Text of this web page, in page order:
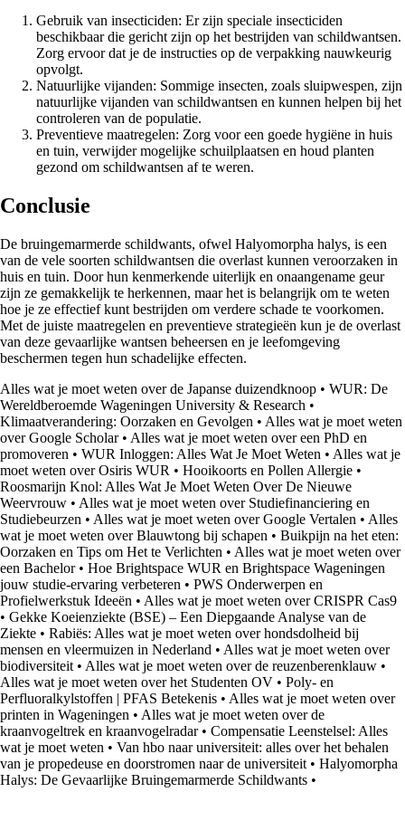
Gebruik van insecticiden: Er zijn speciale insecticiden
beschikbaar die gericht zijn op het bestrijden van schildwantsen.
Zorg ervoor dat je de instructies op de verpakking nauwkeurig
opvolgt.
Natuurlijke vijanden: Sommige insecten, zoals sluipwespen, zijn
natuurlijke vijanden van schildwantsen en kunnen helpen bij het
controleren van de populatie.
Preventieve maatregelen: Zorg voor een goede hygiëne in huis
en tuin, verwijder mogelijke schuilplaatsen en houd planten
gezond om schildwantsen af te weren.
Conclusie
De bruingemarmerde schildwants, ofwel Halyomorpha halys, is een
van de vele soorten schildwantsen die overlast kunnen veroorzaken in
huis en tuin. Door hun kenmerkende uiterlijk en onaangename geur
zijn ze gemakkelijk te herkennen, maar het is belangrijk om te weten
hoe je ze effectief kunt bestrijden om verdere schade te voorkomen.
Met de juiste maatregelen en preventieve strategieën kun je de overlast
van deze gevaarlijke wantsen beheersen en je leefomgeving
beschermen tegen hun schadelijke effecten.
Alles wat je moet weten over de Japanse duizendknoop • WUR: De
Wereldberoemde Wageningen University & Research •
Klimaatverandering: Oorzaken en Gevolgen • Alles wat je moet weten
over Google Scholar• Alles wat je moet weten over een PhD en
promoveren • WUR Inloggen: Alles Wat Je Moet Weten • Alles wat je
moet weten over Osiris WUR • Hooikoorts en Pollen Allergie •
Roosmarijn Knol: Alles Wat Je Moet Weten Over De Nieuwe
Weervrouw • Alles wat je moet weten over Studiefinanciering en
Studiebeurzen • Alles wat je moet weten over Google Vertalen • Alles
wat je moet weten over Blauwtong bij schapen • Buikpijn na het eten:
Oorzaken en Tips om Het te Verlichten • Alles wat je moet weten over
een Bachelor• Hoe Brightspace WUR en Brightspace Wageningen
jouw studie-ervaring verbeteren • PWS Onderwerpen en
Profielwerkstuk Ideeën • Alles wat je moet weten over CRISPR Cas9
• Gekke Koeienziekte (BSE) – Een Diepgaande Analyse van de
Ziekte • Rabiës: Alles wat je moet weten over hondsdolheid bij
mensen en vleermuizen in Nederland • Alles wat je moet weten over
biodiversiteit • Alles wat je moet weten over de reuzenberenklauw •
Alles wat je moet weten over het Studenten OV • Poly- en
Perfluoralkylstoffen | PFAS Betekenis • Alles wat je moet weten over
printen in Wageningen • Alles wat je moet weten over de
kraanvogeltrek en kraanvogelradar• Compensatie Leenstelsel: Alles
wat je moet weten • Van hbo naar universiteit: alles over het behalen
van je propedeuse en doorstromen naar de universiteit • Halyomorpha
Halys: De Gevaarlijke Bruingemarmerde Schildwants •